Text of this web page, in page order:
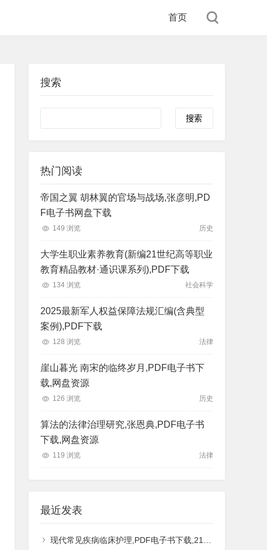
首页
搜索
Search
热门阅读
帝国之翼 胡林翼的官场与战场,张彦明,PD
F电子书网盘下载
149 浏览 历史
大学生职业素养教育(新编21世纪高等职业
教育精品教材·通识课系列),PDF下载
134 浏览 社会科学
2025最新军人权益保障法规汇编(含典型
案例),PDF下载
128 浏览 法律
崖山暮光 南宋的临终岁月,PDF电子书下
载,网盘资源
126 浏览 历史
算法的法律治理研究,张恩典,PDF电子书
下载,网盘资源
119 浏览 法律
最近发表
现代常见疾病临床护理,PDF电子书下载,217MB,网盘资源